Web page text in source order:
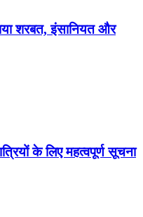
शरबत, इंसानियत और
के लिए महत्वपूर्ण सूचना